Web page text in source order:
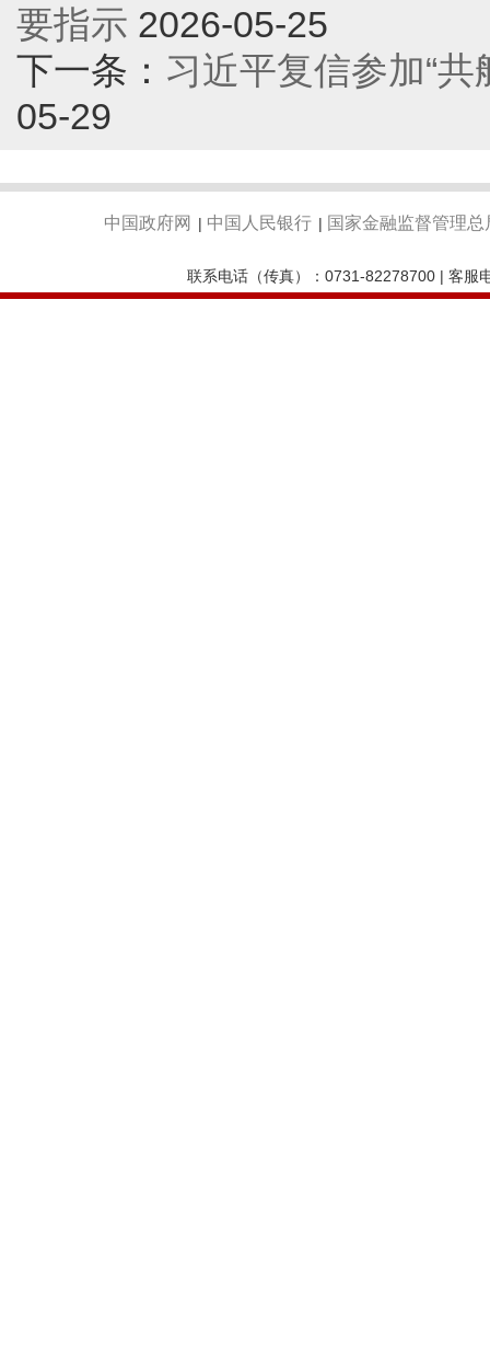
要指示 2026-05-25
下一条： 习近平复信参加“
05-29
中国政府网 | 中国人民银行 | 国家金融监督管理总
联系电话（传真）：0731-82278700 | 客服